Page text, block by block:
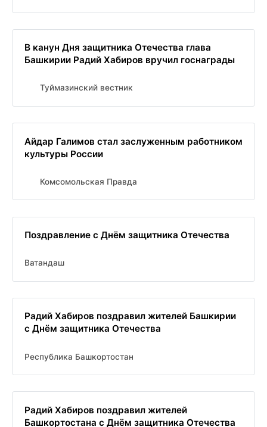
В канун Дня защитника Отечества глава
Башкирии Радий Хабиров вручил госнаграды
Туймазинский вестник
Айдар Галимов стал заслуженным работником
культуры России
Комсомольская Правда
Поздравление с Днём защитника Отечества
Ватандаш
Радий Хабиров поздравил жителей Башкирии
с Днём защитника Отечества
Республика Башкортостан
Радий Хабиров поздравил жителей
Башкортостана с Днём защитника Отечества